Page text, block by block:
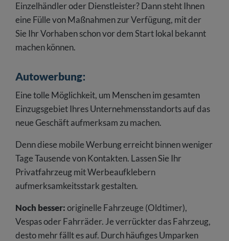
Einzelhändler oder Dienstleister? Dann steht Ihnen
eine Fülle von Maßnahmen zur Verfügung, mit der
Sie Ihr Vorhaben schon vor dem Start lokal bekannt
machen können.
Autowerbung:
Eine tolle Möglichkeit, um Menschen im gesamten
Einzugsgebiet Ihres Unternehmensstandorts auf das
neue Geschäft aufmerksam zu machen.
Denn diese mobile Werbung erreicht binnen weniger
Tage Tausende von Kontakten. Lassen Sie Ihr
Privatfahrzeug mit Werbeaufklebern
aufmerksamkeitsstark gestalten.
Noch besser:originelle Fahrzeuge (Oldtimer),
Vespas oder Fahrräder. Je verrückter das Fahrzeug,
desto mehr fällt es auf. Durch häufiges Umparken